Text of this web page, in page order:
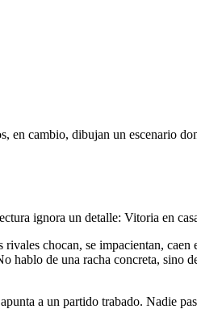
cambio, dibujan un escenario
ignora un detalle: Vitoria en
chocan, se impacientan, caen
hablo de una racha concreta, sino
a un partido trabado. Nadie